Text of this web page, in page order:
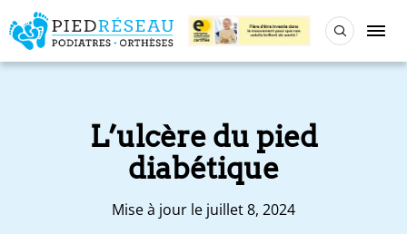
L’ulcère du pied
diabétique
Mise à jour le juillet 8, 2024